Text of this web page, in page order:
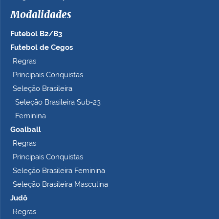
o
o
m
e
t
Modalidades
Futebol B2/B3
Futebol de Cegos
Regras
Principais Conquistas
Seleção Brasileira
Seleção Brasileira Sub-23
Feminina
Goalball
Regras
Principais Conquistas
Seleção Brasileira Feminina
Seleção Brasileira Masculina
Judô
Regras